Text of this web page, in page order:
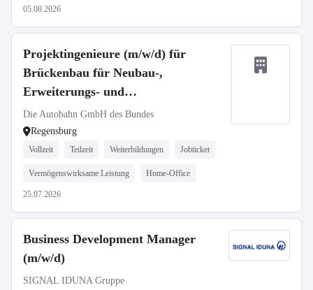
05.08.2026
Projektingenieure (m/w/d) für
Brückenbau für Neubau-,
Erweiterungs- und
Erhaltungsmaßnahmen
Die Autobahn GmbH des Bundes
Regensburg
Vollzeit Teilzeit Weiterbildungen Jobticket
Vermögenswirksame Leistung Home-Office
25.07.2026
Business Development Manager
(m/w/d)
SIGNAL IDUNA Gruppe